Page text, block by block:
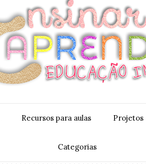
Recursos para aulas Projetos
Categorias